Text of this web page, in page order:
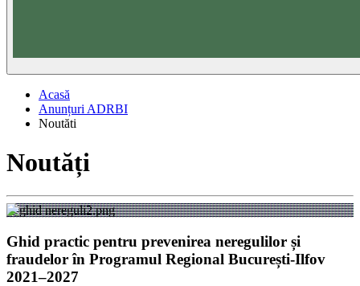
Acasă
Anunțuri ADRBI
Noutăti
Noutăți
Ghid practic pentru prevenirea neregulilor și
fraudelor în Programul Regional București-Ilfov
2021–2027